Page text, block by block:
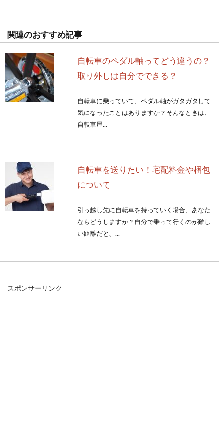
関連のおすすめ記事
自転車のペダル軸ってどう違うの？
取り外しは自分でできる？
自転車に乗っていて、ペダル軸がガタガタして
気になったことはありますか？そんなときは、
自転車屋...
自転車を送りたい！宅配料金や梱包
について
引っ越し先に自転車を持っていく場合、あなた
ならどうしますか？自分で乗って行くのが難し
い距離だと、...
スポンサーリンク